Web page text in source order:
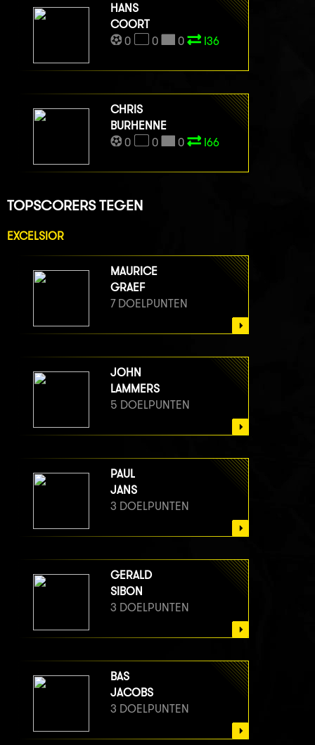
HANS
COORT
0
0 0 I36
CHRIS
BURHENNE
0
0 0 I66
TOPSCORERS TEGEN
EXCELSIOR
MAURICE
GRAEF
7 DOELPUNTEN
JOHN
LAMMERS
5 DOELPUNTEN
PAUL
JANS
3 DOELPUNTEN
GERALD
SIBON
3 DOELPUNTEN
BAS
JACOBS
3 DOELPUNTEN